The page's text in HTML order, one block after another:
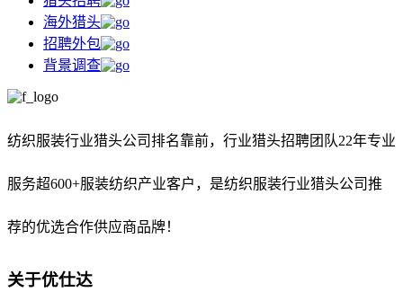
海外猎头
招聘外包
背景调查
纺织服装行业猎头公司排名靠前， 行业猎头招聘团队22年专业
服务超600+服装纺织产业客户，是纺织服装行业猎头公司推
荐的优选合作供应商品牌！
关于优仕达